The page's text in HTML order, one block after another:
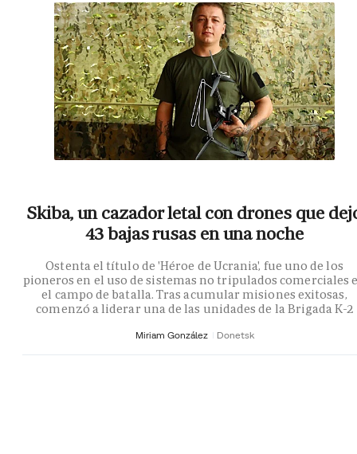
Skiba, un cazador letal con drones que
43 bajas rusas en una noche
Ostenta el título de 'Héroe de Ucrania', fue uno de los
pioneros en el uso de sistemas no tripulados comerciales
el campo de batalla. Tras acumular misiones exitosas,
comenzó a liderar una de las unidades de la Brigada K-2
Miriam González Donetsk